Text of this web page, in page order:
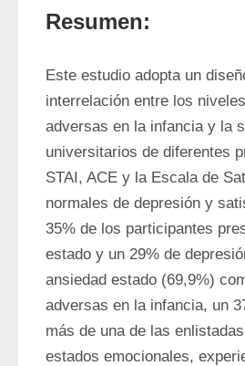
Resumen:
Este estudio adopta un
interrelación entre los
adversas en la infancia y la
universitarios de diferentes
STAI, ACE y la Escala de
normales de depresión y
35% de los participantes
estado y un 29% de
ansiedad estado (69,9%)
adversas en la infancia, un
más de una de las
estados emocionales,